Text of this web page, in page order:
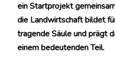
ein Startprojekt
die Landwirtschaft bildet
tragende Säule und prägt
einem bedeutenden Teil.